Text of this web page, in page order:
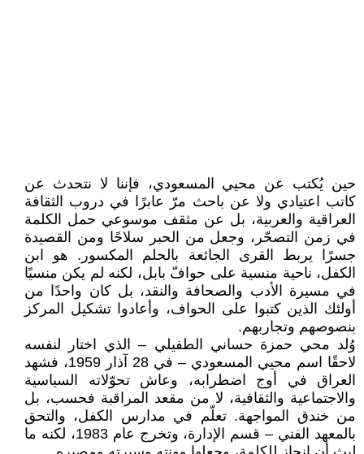
حين يُكتب عن محيي المسعودي، فإننا لا نتحدث عن
كاتب اعتيادي ولا عن باحث مرّ عابرًا في دروب الثقافة
العراقية والعربية، بل عن مثقف موسوعي حمل الكلمة
في زمن التصحّر، وجعل من الحبر سلاحًا ومن القصيدة
جسرًا يربط القرى الجائعة بالحلم المكسور. هو ابن
الكفل، ناحية منسية على حوافّ بابل، لكنه لم يكن منسيًا
في مسيرة الأدب والصحافة والنقد، بل كان واحدًا من
أولئك الذين كتبوا على الحواف، وأعادوا تشكيل المركز
بنصوصهم وتجاربهم.
وُلد محي حمزة حساني الطفيلي – الذي اختار لنفسه
لاحقًا اسم محيي المسعودي – في 28 آذار 1959، فشهد
العراق في أوج اضطرابه، وعاش تحوّلاته السياسية
والاجتماعية والثقافية، لا من مقعد المراقبة فحسب، بل
من خندق المواجهة. تعلّم في مدارس الكفل، والتحق
بالمعهد الفني – قسم الإدارة، وتخرج عام 1983، لكنه ما